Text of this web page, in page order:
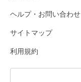
ヘルプ・お問い合わせ
サイトマップ
利用規約